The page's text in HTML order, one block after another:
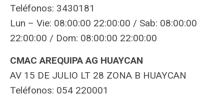
Teléfonos: 3430181
Lun – Vie: 08:00:00 22:00:00 / Sab: 08:00:00
22:00:00 / Dom: 08:00:00 22:00:00
CMAC AREQUIPA AG HUAYCAN
AV 15 DE JULIO LT 28 ZONA B HUAYCAN
Teléfonos: 054 220001